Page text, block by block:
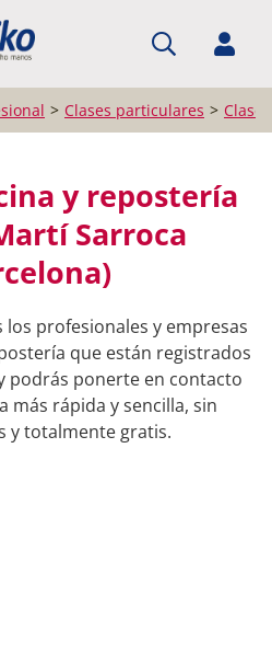
Clases particulares
y repostería
Sarroca
profesionales y empresas
que están registrados
podrás ponerte en contacto
más rápida y sencilla, sin
y totalmente gratis.